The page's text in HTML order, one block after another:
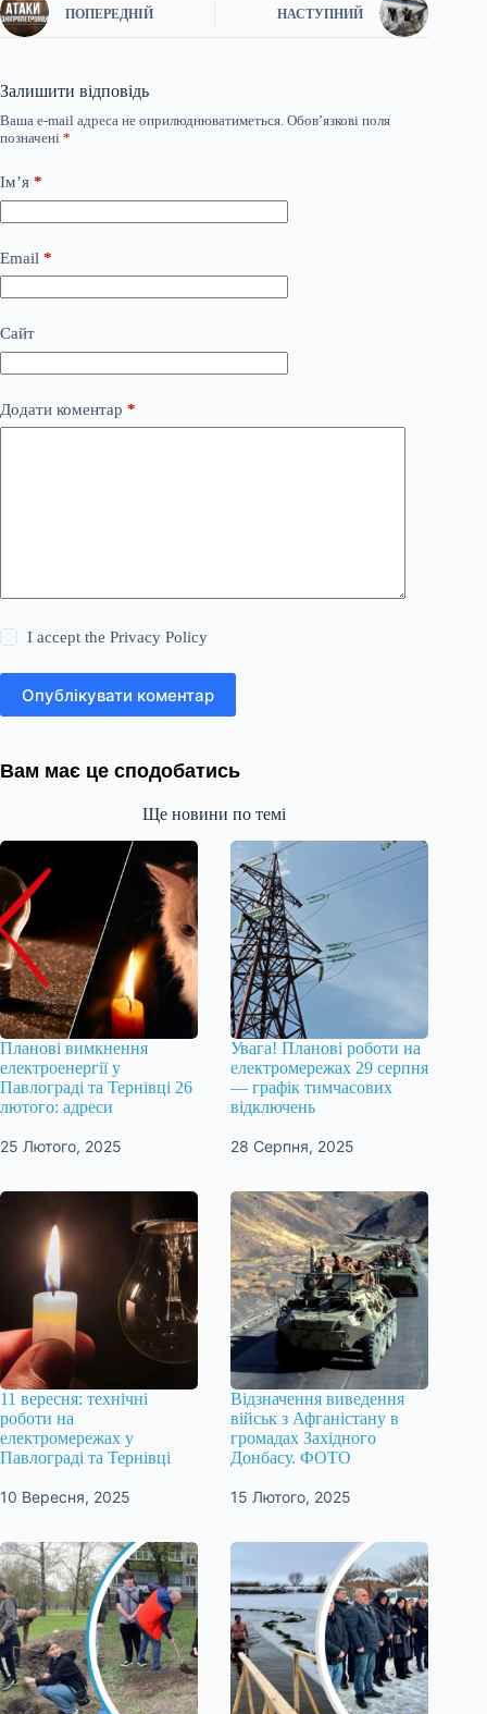
ПОПЕРЕДНІЙ НАСТУПНИЙ
Залишити відповідь
Ваша e-mail адреса не оприлюднюватиметься. Обов’язкові поля
позначені *
Ім’я *
Email *
Сайт
Додати коментар *
I accept thePrivacy Policy
Опублікувати коментар
Вам має це сподобатись
Ще новини по темі
Планові вимкнення
електроенергії у
Павлограді та Тернівці 26
лютого: адреси
25 Лютого, 2025
Увага! Планові роботи на
електромережах 29 серпня
— графік тимчасових
відключень
28 Серпня, 2025
11 вересня: технічні
роботи на
електромережах у
Павлограді та Тернівці
10 Вересня, 2025
Відзначення виведення
військ з Афганістану в
громадах Західного
Донбасу. ФОТО
15 Лютого, 2025